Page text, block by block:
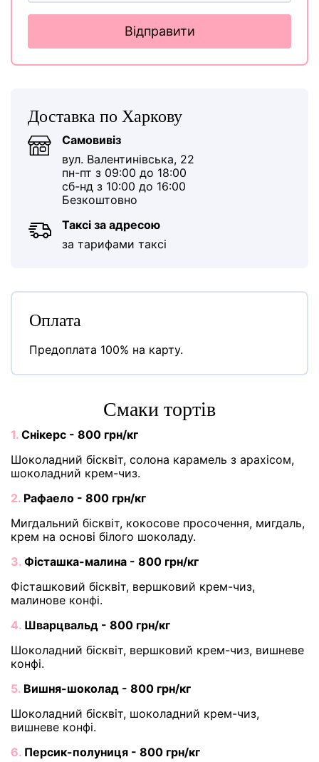
Відправити
Доставка по Харкову
Самовивіз
вул. Валентинівська, 22
пн-пт з 09:00 до 18:00
сб-нд з 10:00 до 16:00
Безкоштовно
Таксі за адресою
за тарифами таксі
Оплата
Предоплата 100% на карту.
Cмаки тортів
1. Снікерс - 800 грн/кг
Шоколадний бісквіт, солона карамель з арахісом,
шоколадний крем-чиз.
2. Рафаело - 800 грн/кг
Мигдальний бісквіт, кокосове просочення, мигдаль,
крем на основі білого шоколаду.
3. Фісташка-малина - 800 грн/кг
Фісташковий бісквіт, вершковий крем-чиз,
малинове конфі.
4. Шварцвальд - 800 грн/кг
Шоколадний бісквіт, вершковий крем-чиз, вишневе
конфі.
5. Вишня-шоколад - 800 грн/кг
Шоколадний бісквіт, шоколадний крем-чиз,
вишневе конфі.
6. Персик-полуниця - 800 грн/кг